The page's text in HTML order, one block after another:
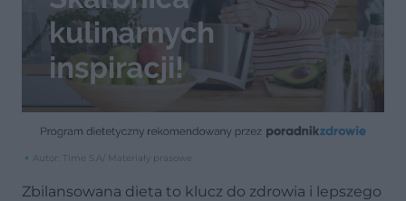
Autor: Time S.A/ Materiały prasowe
Zbilansowana dieta to klucz do zdrowia i lepszego